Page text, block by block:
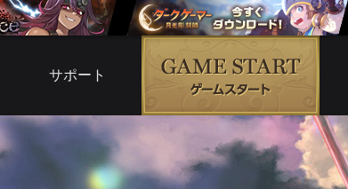
サポート
お問い合わせ